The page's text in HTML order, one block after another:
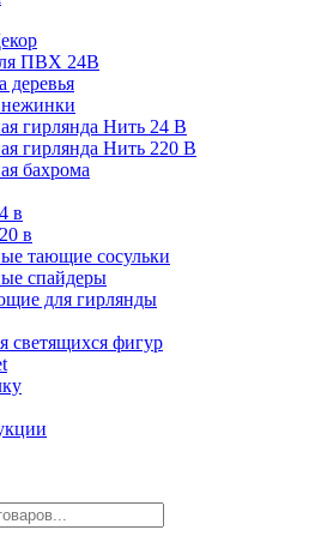
ПВХ 24В
деревья
гирлянда Нить 24 В
гирлянда Нить 220 В
бахрома
в
в
тающие сосульки
спайдеры
для гирлянды
светящихся фигур